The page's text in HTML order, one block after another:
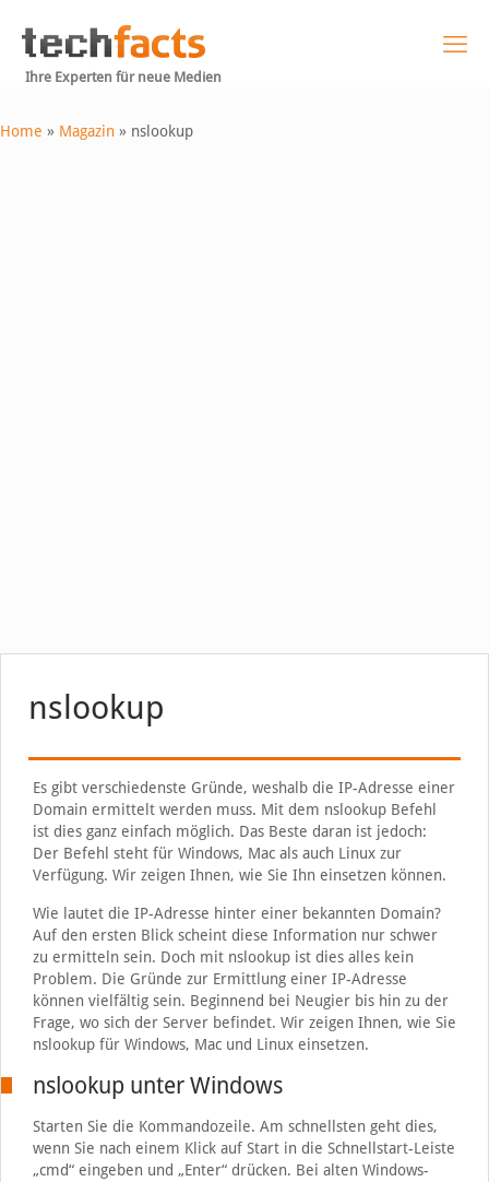
Ihre Experten für neue Medien
Home » Magazin » nslookup
nslookup
Es gibt verschiedenste Gründe, weshalb die IP-Adresse einer
Domain ermittelt werden muss. Mit dem nslookup Befehl
ist dies ganz einfach möglich. Das Beste daran ist jedoch:
Der Befehl steht für Windows, Mac als auch Linux zur
Verfügung. Wir zeigen Ihnen, wie Sie Ihn einsetzen können.
Wie lautet die IP-Adresse hinter einer bekannten Domain?
Auf den ersten Blick scheint diese Information nur schwer
zu ermitteln sein. Doch mit nslookup ist dies alles kein
Problem. Die Gründe zur Ermittlung einer IP-Adresse
können vielfältig sein. Beginnend bei Neugier bis hin zu der
Frage, wo sich der Server befindet. Wir zeigen Ihnen, wie Sie
nslookup für Windows, Mac und Linux einsetzen.
nslookup unter Windows
Starten Sie die Kommandozeile. Am schnellsten geht dies,
wenn Sie nach einem Klick auf Start in die Schnellstart-Leiste
„cmd“ eingeben und „Enter“ drücken. Bei alten Windows-